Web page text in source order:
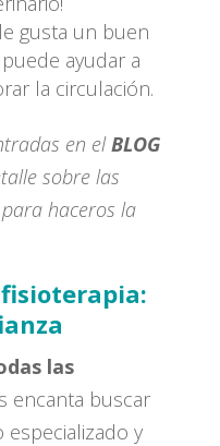
gusta un buen
ayudar a
la circulación.
en elBLOG
sobre las
haceros la
las
encanta buscar
especializado y